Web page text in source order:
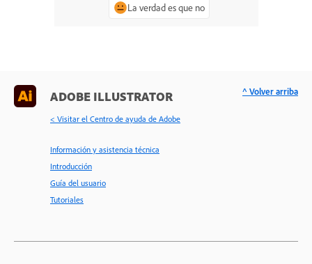
La verdad es que no
ADOBE ILLUSTRATOR
< Visitar el Centro de ayuda de Adobe
Información y asistencia técnica
Introducción
Guía del usuario
Tutoriales
^ Volver arriba